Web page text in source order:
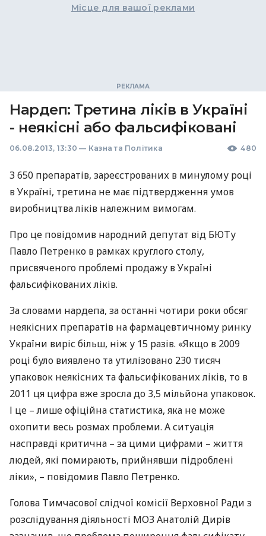
Місце для вашої реклами
Нардеп: Третина ліків в Україні
- неякісні або фальсифіковані
06.08.2013, 13:30 — Казна та Політика 480
З 650 препаратів, зареєстрованих в минулому році
в Україні, третина не має підтвердження умов
виробництва ліків належним вимогам.
Про це повідомив народний депутат від БЮТу
Павло Петренко в рамках круглого столу,
присвяченого проблемі продажу в Україні
фальсифікованих ліків.
За словами нардепа, за останні чотири роки обсяг
неякісних препаратів на фармацевтичному ринку
України виріс більш, ніж у 15 разів. «Якщо в 2009
році було виявлено та утилізовано 230 тисяч
упаковок неякісних та фальсифікованих ліків, то в
2011 ця цифра вже зросла до 3,5 мільйона упаковок.
І це – лише офіційна статистика, яка не може
охопити весь розмах проблеми. А ситуація
насправді критична – за цими цифрами – життя
людей, які помирають, прийнявши підроблені
ліки», – повідомив Павло Петренко.
Голова Тимчасової слідчої комісії Верховної Ради з
розслідування діяльності МОЗАнатолій Дирів